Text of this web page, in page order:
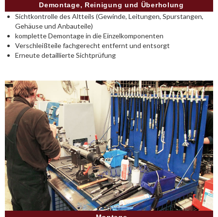
Demontage, Reinigung und Überholung
Sichtkontrolle des Altteils (Gewinde, Leitungen, Spurstangen,
Gehäuse und Anbauteile)
komplette Demontage in die Einzelkomponenten
Verschleißteile fachgerecht entfernt und entsorgt
Erneute detaillierte Sichtprüfung